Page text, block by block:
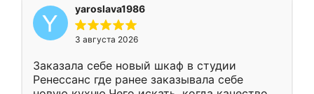
yaroslava1986
3 августа 2026
Заказала себе новый шкаф в студии
Ренессанс где ранее заказывала себе